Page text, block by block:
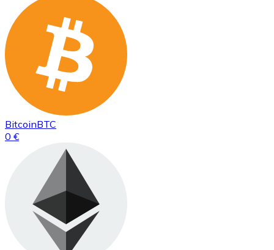
BitcoinBTC
0 €